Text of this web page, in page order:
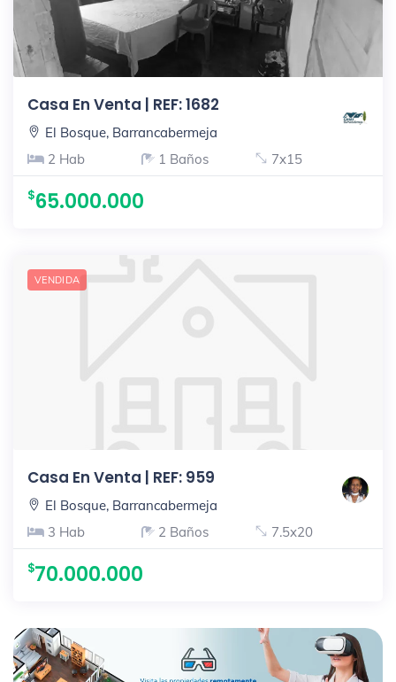
Casa En Venta | REF: 1682
El Bosque, Barrancabermeja
2 Hab
1 Baños 7x15
65.000.000
VENDIDA
Casa En Venta | REF: 959
El Bosque, Barrancabermeja
3 Hab
2 Baños 7.5x20
70.000.000